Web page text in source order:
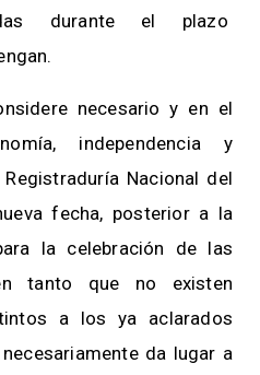
durante el plazo
necesario y en el
independencia y
Nacional del
fecha, posterior a la
la celebración de las
tanto que no existen
a los ya aclarados
da lugar a